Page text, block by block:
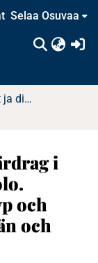
Selaa Osuvaa
Pro gradu -tutkielmat ja diplomityöt
i
och
och